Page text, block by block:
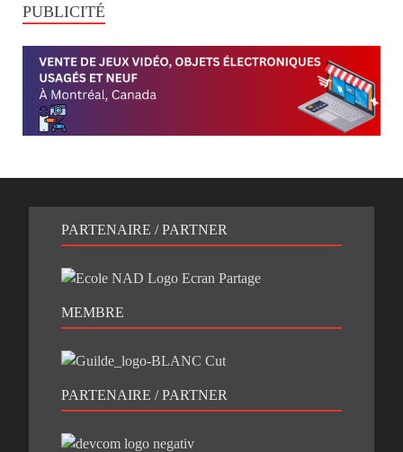
PUBLICITÉ
PARTENAIRE / PARTNER
MEMBRE
PARTENAIRE / PARTNER